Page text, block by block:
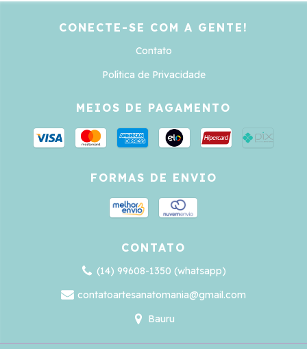
CONECTE-SE COM A GENTE!
Contato
Política de Privacidade
MEIOS DE PAGAMENTO
FORMAS DE ENVIO
CONTATO
(14) 99608-1350 (whatsapp)
contatoartesanatomania@gmail.com
Bauru